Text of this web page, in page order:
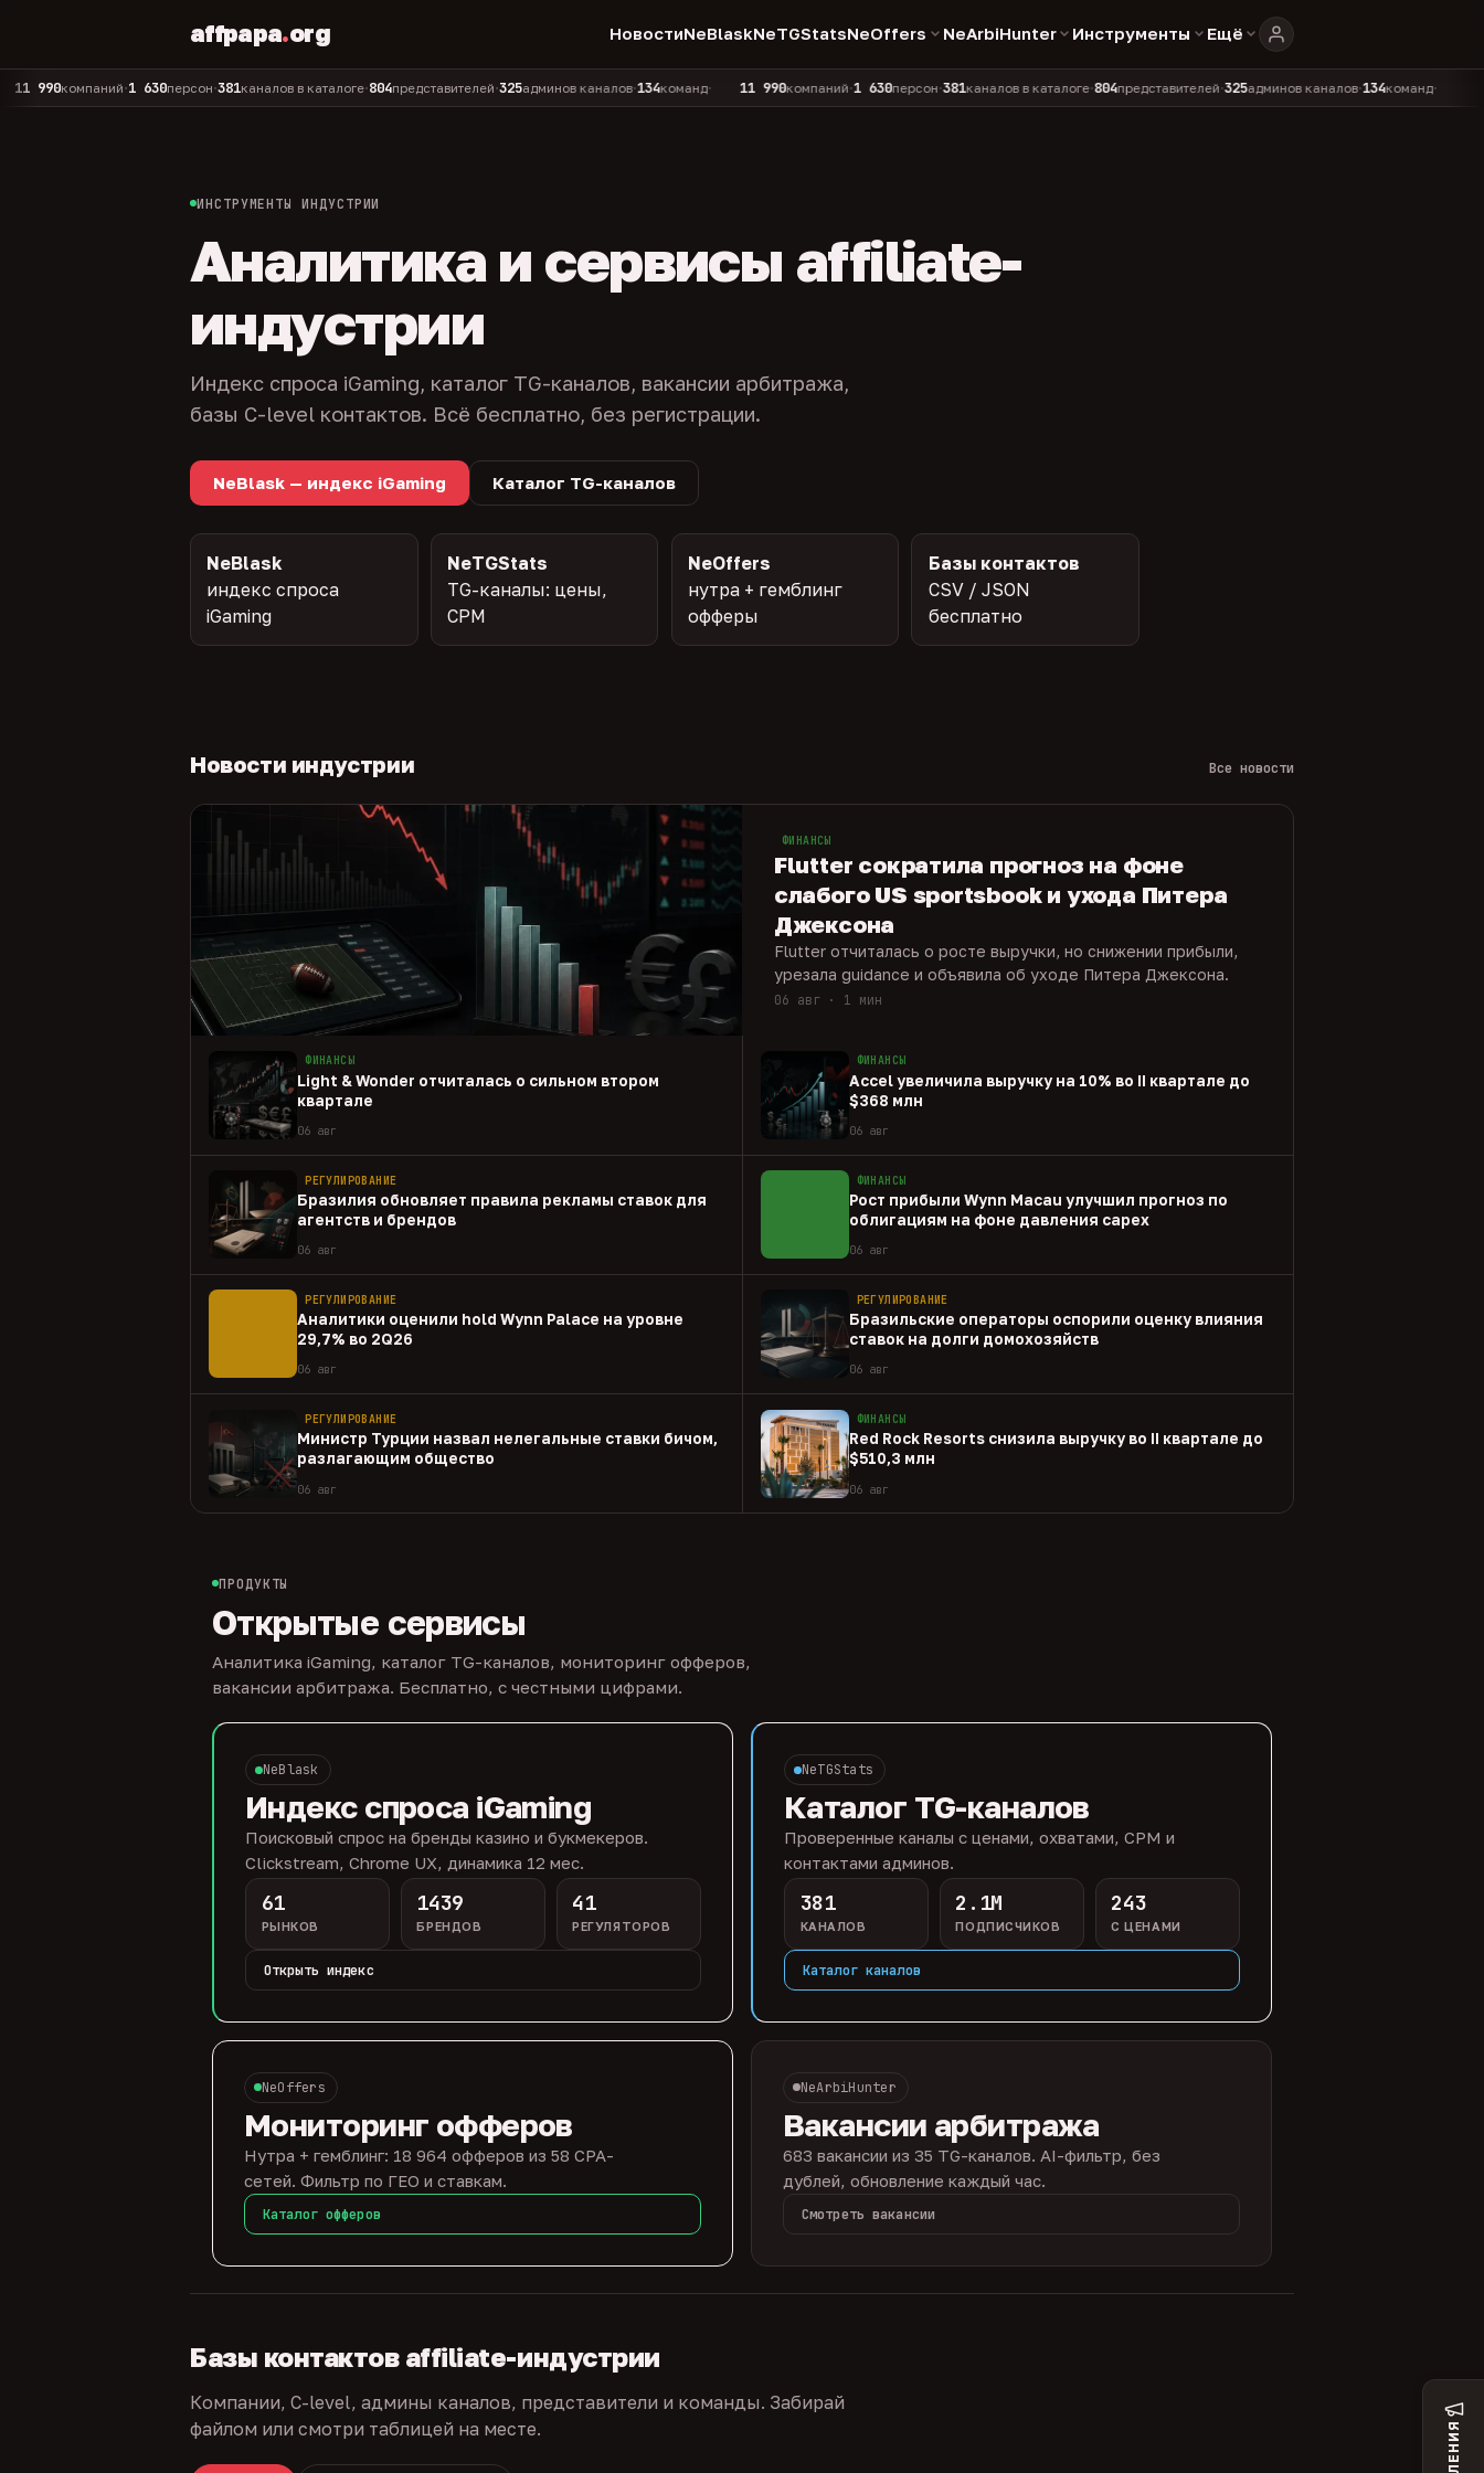
affpapa.org НовостиNeBlaskNeTGStatsNeOffers NeArbiHunter Инструменты Ещё
компаний•1 630персон•381каналов в каталоге•804представителей•325админов каналов •134команд• 11 990 компаний•1 630персон•381каналов в каталоге•804представителей•325админов каналов •134команд•
ИНСТРУМЕНТЫ ИНДУСТРИИ
Аналитика и сервисы affiliate-
индустрии
Индекс спроса iGaming, каталог TG-каналов, вакансии арбитража,
базы C-level контактов. Всё бесплатно, без регистрации.
NeBlask — индекс iGaming Каталог TG-каналов
NeBlask
индекс спроса
iGaming
NeTGStats
TG-каналы: цены,
CPM
NeOffers
нутра + гемблинг
офферы
Базы контактов
CSV / JSON
бесплатно
Новости индустрии Все новости
ФИНАНСЫ
Flutter сократила прогноз на фоне
слабого US sportsbook и ухода Питера
Джексона
Flutter отчиталась о росте выручки, но снижении прибыли,
урезала guidance и объявила об уходе Питера Джексона.
06 авг · 1 мин
ФИНАНСЫ
Light & Wonder отчиталась о сильном втором
квартале
06 авг
ФИНАНСЫ
Accel увеличила выручку на 10% во II квартале до
$368 млн
06 авг
РЕГУЛИРОВАНИЕ
Бразилия обновляет правила рекламы ставок для
агентств и брендов
06 авг
ФИНАНСЫ
Рост прибыли Wynn Macau улучшил прогноз по
облигациям на фоне давления capex
06 авг
РЕГУЛИРОВАНИЕ
Аналитики оценили hold Wynn Palace на уровне
29,7% во 2Q26
06 авг
РЕГУЛИРОВАНИЕ
Бразильские операторы оспорили оценку влияния
ставок на долги домохозяйств
06 авг
РЕГУЛИРОВАНИЕ
Министр Турции назвал нелегальные ставки бичом,
разлагающим общество
06 авг
ФИНАНСЫ
Red Rock Resorts снизила выручку во II квартале до
$510,3 млн
06 авг
ПРОДУКТЫ
Открытые сервисы
Аналитика iGaming, каталог TG-каналов, мониторинг офферов,
вакансии арбитража. Бесплатно, с честными цифрами.
NeBlask
Индекс спроса iGaming
Поисковый спрос на бренды казино и букмекеров.
Clickstream, Chrome UX, динамика 12 мес.
61
РЫНКОВ
1439
БРЕНДОВ
41
РЕГУЛЯТОРОВ
Открыть индекс
NeTGStats
Каталог TG-каналов
Проверенные каналы с ценами, охватами, CPM и
контактами админов.
381
КАНАЛОВ
2.1M
ПОДПИСЧИКОВ
243
С ЦЕНАМИ
Каталог каналов
NeOffers
Мониторинг офферов
Нутра + гемблинг: 18 964 офферов из 58 CPA-
сетей. Фильтр по ГЕО и ставкам.
Каталог офферов
NeArbiHunter
Вакансии арбитража
683 вакансии из 35 TG-каналов. AI-фильтр, без
дублей, обновление каждый час.
Смотреть вакансии
Базы контактов affiliate-индустрии
Компании, C-level, админы каналов, представители и команды. Забирай
файлом или смотри таблицей на месте.